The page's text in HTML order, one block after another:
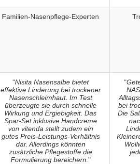
Familien-Nasenpflege-Experten
"Nisita Nasensalbe bietet
effektive Linderung bei trockener
Nasenschleimhaut. Im Test
überzeugte sie durch schnelle
Wirkung und Ergiebigkeit. Das
Spar-Set inklusive Handcreme
von vitenda stellt zudem ein
gutes Preis-Leistungs-Verhältnis
dar. Allerdings könnten
zusätzliche Pflegestoffe die
Formulierung bereichern. "
"
bei
Die